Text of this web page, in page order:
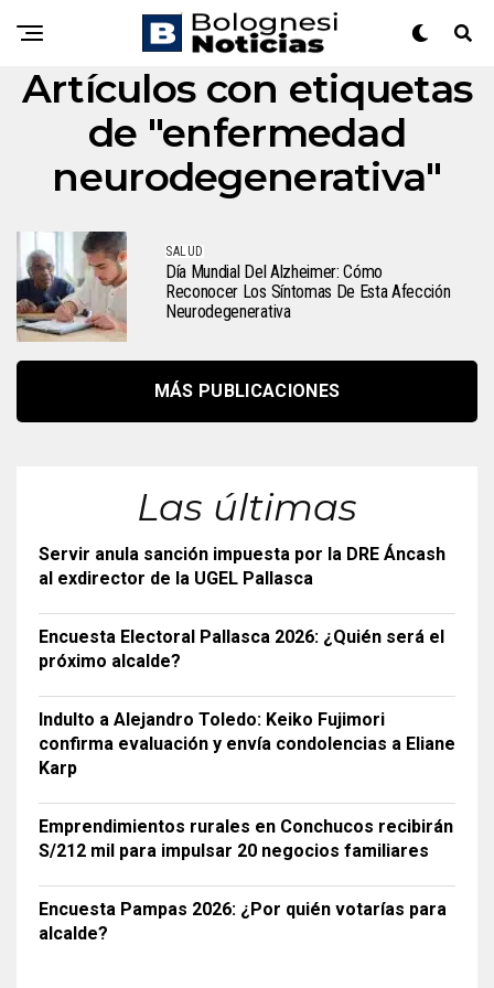
Artículos con etiquetas
de "enfermedad
neurodegenerativa"
SALUD
Día Mundial Del Alzheimer: Cómo
Reconocer Los Síntomas De Esta Afección
Neurodegenerativa
MÁS PUBLICACIONES
Las últimas
Servir anula sanción impuesta por la DRE Áncash
al exdirector de la UGEL Pallasca
Encuesta Electoral Pallasca 2026: ¿Quién será el
próximo alcalde?
Indulto a Alejandro Toledo: Keiko Fujimori
confirma evaluación y envía condolencias a Eliane
Karp
Emprendimientos rurales en Conchucos recibirán
S/212 mil para impulsar 20 negocios familiares
Encuesta Pampas 2026: ¿Por quién votarías para
alcalde?